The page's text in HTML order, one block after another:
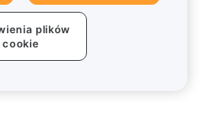
plików
cookie